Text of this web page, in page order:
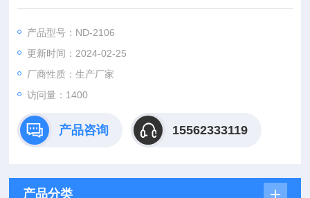
及化工、制药等行业。
产品型号：ND-2106
更新时间：2024-02-25
厂商性质：生产厂家
访问量：1400
产品咨询 15562333119
产品分类